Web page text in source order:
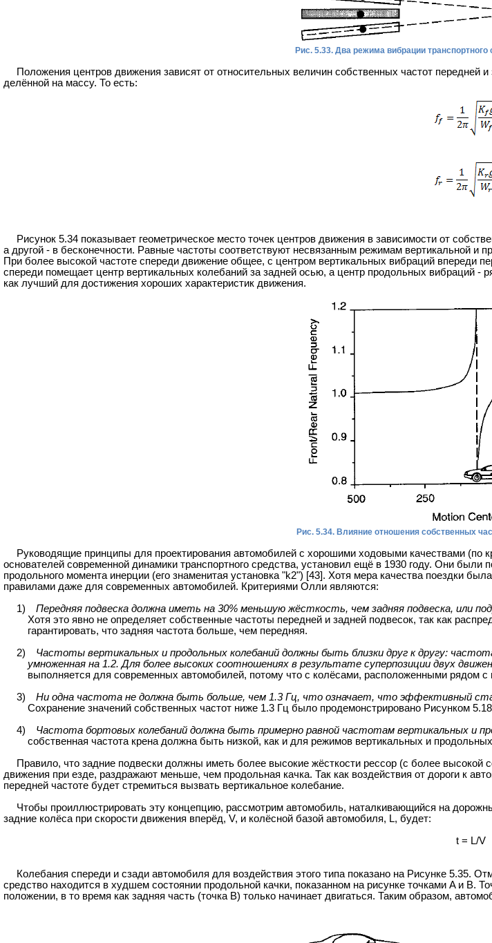
Рис. 5.33. Два режима вибрации
Положения центров движения зависят от относительных величин собственных частот передней
делённой на массу. То есть:
Рисунок 5.34 показывает геометрическое место точек центров движения в зависимости от
а другой - в бесконечности. Равные частоты соответствуют несвязанным режимам вертикальной
При более высокой частоте спереди движение общее, с центром вертикальных вибраций впереди
спереди помещает центр вертикальных колебаний за задней осью, а центр продольных вибраций
как лучший для достижения хороших характеристик движения.
Рис. 5.34. Влияние отношения собственных
Руководящие принципы для проектирования автомобилей с хорошими ходовыми качествами
основателей современной динамики транспортного средства, установил ещё в 1930 году. Они
продольного момента инерции (его знаменитая установка "k2") [43]. Хотя мера качества поездки
правилами даже для современных автомобилей. Критериями Олли являются:
1)
Передняя подвеска должна иметь на 30% меньшую жёсткость, чем задняя подвеска, или
Хотя это явно не определяет собственные частоты передней и задней подвесок, так как
гарантировать, что задняя частота больше, чем передняя.
2)
Частоты вертикальных и продольных колебаний должны быть близки друг к другу:
умноженная на 1.2. Для более высоких соотношениях в результате суперпозиции двух
выполняется для современных автомобилей, потому что с колёсами, расположенными рядом
3)
Ни одна частота не должна быть больше, чем 1.3 Гц, что означает, что эффективный
Сохранение значений собственных частот ниже 1.3 Гц было продемонстрировано Рисунком
4)
Частота бортовых колебаний должна быть примерно равной частотам вертикальных и
собственная частота крена должна быть низкой, как и для режимов вертикальных и
Правило, что задние подвески должны иметь более высокие жёсткости рессор (с более
движения при езде, раздражают меньше, чем продольная качка. Так как воздействия от дороги к
передней частоте будет стремиться вызвать вертикальное колебание.
Чтобы проиллюстрировать эту концепцию, рассмотрим автомобиль, наталкивающийся на
задние колёса при скорости движения вперёд, V, и колёсной базой автомобиля, L, будет:
t = L/V
Колебания спереди и сзади автомобиля для воздействия этого типа показано на Рисунке 5.35.
средство находится в худшем состоянии продольной качки, показанном на рисунке точками A и B.
положении, в то время как задняя часть (точка B) только начинает двигаться. Таким образом,